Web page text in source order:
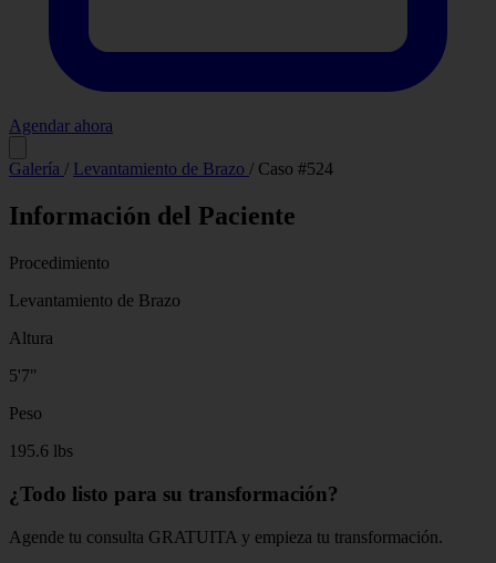
Agendar ahora
Galería / Levantamiento de Brazo / Caso #524
Información del Paciente
Procedimiento
Levantamiento de Brazo
Altura
5'7"
Peso
195.6 lbs
¿Todo listo para su transformación?
Agende tu consulta GRATUITA y empieza tu transformación.